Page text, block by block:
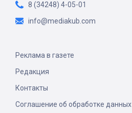
8 (34248) 4-05-01
info@mediakub.com
Реклама в газете
Редакция
Контакты
Соглашение об обработке данных